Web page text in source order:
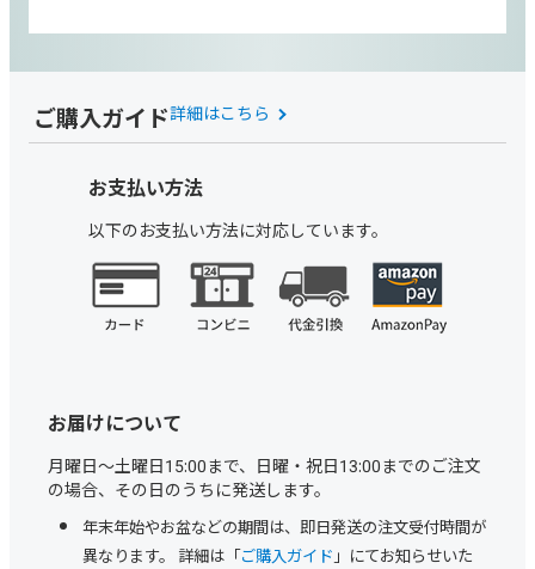
ご購入ガイド詳細はこちら
お支払い方法
以下のお支払い方法に対応しています。
お届けについて
月曜日～土曜日15:00まで、日曜・祝日13:00までのご注文
の場合、その日のうちに発送します。
年末年始やお盆などの期間は、即日発送の注文受付時間が
異なります。 詳細は「ご購入ガイド 」にてお知らせいた